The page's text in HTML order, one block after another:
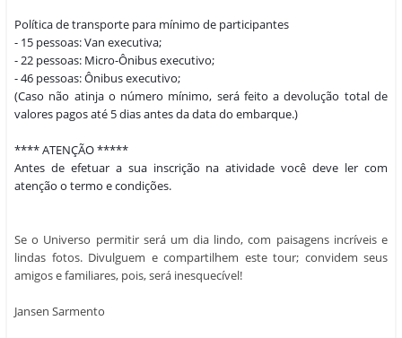
Política de transporte para mínimo de participantes
- 15 pessoas: Van executiva;
- 22 pessoas: Micro-Ônibus executivo;
- 46 pessoas: Ônibus executivo;
(Caso não atinja o número mínimo, será feito a devolução total de
valores pagos até 5 dias antes da data do embarque.)
**** ATENÇÃO *****
Antes de efetuar a sua inscrição na atividade você deve ler com
atenção o termo e condições.
Se o Universo permitir será um dia lindo, com paisagens incríveis e
lindas fotos. Divulguem e compartilhem este tour; convidem seus
amigos e familiares, pois, será inesquecível!
Jansen Sarmento